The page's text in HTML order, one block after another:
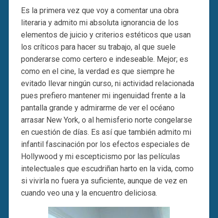
Es la primera vez que voy a comentar una obra
literaria y admito mi absoluta ignorancia de los
elementos de juicio y criterios estéticos que usan
los críticos para hacer su trabajo, al que suele
ponderarse como certero e indeseable. Mejor; es
como en el cine, la verdad es que siempre he
evitado llevar ningún curso, ni actividad relacionada
pues prefiero mantener mi ingenuidad frente a la
pantalla grande y admirarme de ver el océano
arrasar New York, o al hemisferio norte congelarse
en cuestión de días. Es así que también admito mi
infantil fascinación por los efectos especiales de
Hollywood y mi escepticismo por las películas
intelectuales que escudriñan harto en la vida, como
si vivirla no fuera ya suficiente, aunque de vez en
cuando veo una y la encuentro deliciosa.